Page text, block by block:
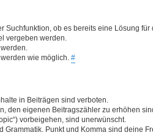
Suchfunktion, ob es bereits eine Lösung für
vergeben werden.
wie möglich. #
in Beiträgen sind verboten.
den eigenen Beitragszähler zu erhöhen
vorbeigehen, sind unerwünscht.
Grammatik. Punkt und Komma sind deine